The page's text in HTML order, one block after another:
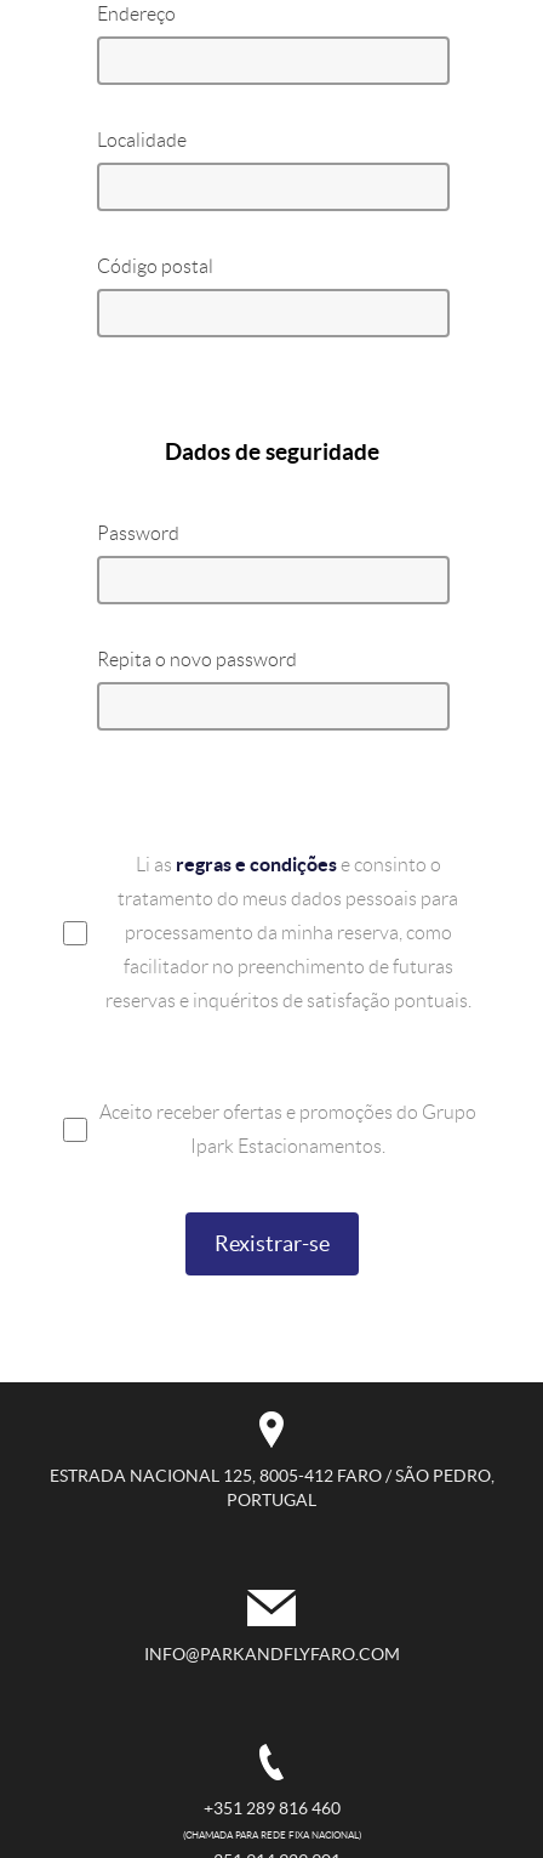
Endereço
Localidade
Código postal
Dados de seguridade
Password
Repita o novo password
Li as regras e condiçõese consinto o
tratamento do meus dados pessoais para
processamento da minha reserva, como
facilitador no preenchimento de futuras
reservas e inquéritos de satisfação pontuais.
Aceito receber ofertas e promoções do Grupo
Ipark Estacionamentos.
Rexistrar-se
ESTRADA NACIONAL 125, 8005-412 FARO / SÃO PEDRO,
PORTUGAL
INFO@PARKANDFLYFARO.COM
+351 289 816 460
(CHAMADA PARA REDE FIXA NACIONAL)